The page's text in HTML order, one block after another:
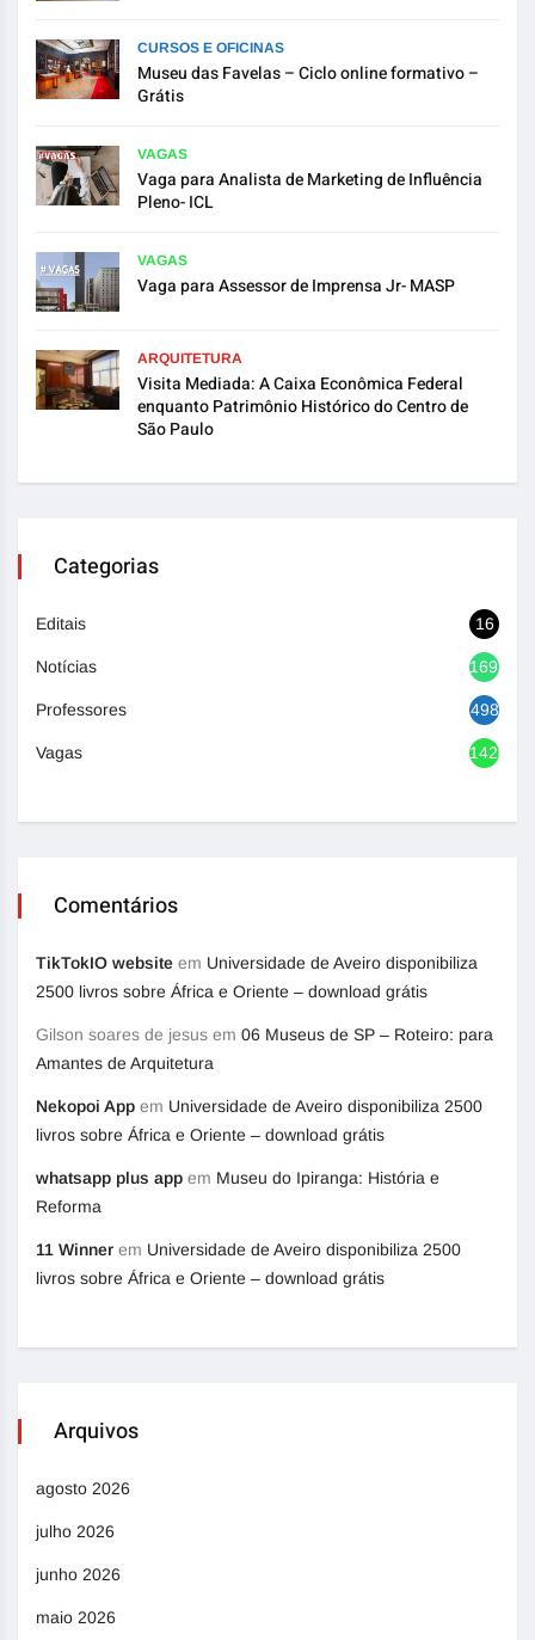
CURSOS E OFICINAS
Museu das Favelas – Ciclo online formativo –
Grátis
VAGAS
Vaga para Analista de Marketing de Influência
Pleno- ICL
VAGAS
Vaga para Assessor de Imprensa Jr- MASP
ARQUITETURA
Visita Mediada: A Caixa Econômica Federal
enquanto Patrimônio Histórico do Centro de
São Paulo
Categorias
Editais 16
Notícias 1692
Professores 498
Vagas 1420
Comentários
TikTokIO website em Universidade de Aveiro disponibiliza
2500 livros sobre África e Oriente – download grátis
Gilson soares de jesus em 06 Museus de SP – Roteiro: para
Amantes de Arquitetura
Nekopoi App em Universidade de Aveiro disponibiliza 2500
livros sobre África e Oriente – download grátis
whatsapp plus app em Museu do Ipiranga: História e
Reforma
11 Winner em Universidade de Aveiro disponibiliza 2500
livros sobre África e Oriente – download grátis
Arquivos
agosto 2026
julho 2026
junho 2026
maio 2026